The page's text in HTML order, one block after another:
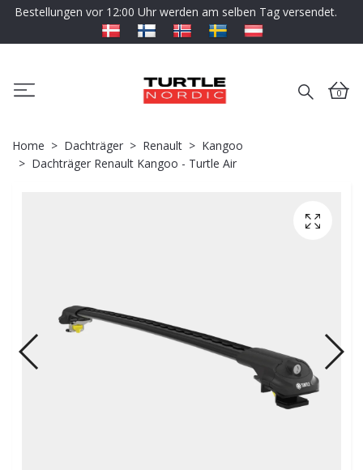
Bestellungen vor 12:00 Uhr werden am selben Tag versendet.
0
Home Dachträger Renault
Kangoo
Dachträger Renault Kangoo - Turtle Air